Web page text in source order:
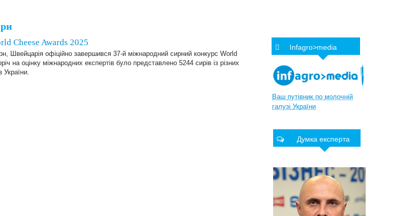
Cheese Awards 2025
Швейцарія офіційно завершився 37-й міжнародний сирний конкурс World
на оцінку міжнародних експертів було представлено 5244 сирів із різних
України.
Infagro>media
Ваш путівник по молочній
галузі України
Думка експерта